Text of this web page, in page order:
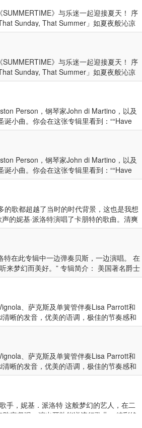
、哈瑞．艾伦两位萨克斯风手，最特别的
。尤其鼓手亚．金森在「Sugar Sweet」
替农精彩的独奏，展现专业乐手的优秀技
Ken Peplowski, Ann Hampton
and Houston Person进行演出。
。 2000年6月，妮基开始与传奇吉他手和
·保罗三重奏的一部分，妮基和众多吉他大
fellow Aussie, Tommy Emmanuel等。在这
Joe Wilder, Randy Brecker, Clark Terry,
Labelle & the New York Pops
Ken Peplowski, Ann Hampton
and Houston Person进行演出。
》与乐迷一起迎接夏天！ 序
Sunday, That Summer」如夏夜般沁凉
嗓音诠释下，为《SUMMERTIME》增添了
他手和发明家莱斯·保罗在周一晚上的铱
和众多吉他大师们一起并肩工作，例如
等。在这之后，她先后与米歇尔·
Clark Terry, Jose Feliciano, Bucky
York Pops Orchestra, Harry Allen, Warren
Callaway, Bill Mays, Scott
演出。
》与乐迷一起迎接夏天！ 序
Sunday, That Summer」如夏夜般沁凉
嗓音诠释下，为《SUMMERTIME》增添了
他手和发明家莱斯·保罗在周一晚上的铱
和众多吉他大师们一起并肩工作，例如
等。在这之后，她先后与米歇尔·
Clark Terry, Jose Feliciano, Bucky
York Pops Orchestra, Harry Allen, Warren
Callaway, Bill Mays, Scott
演出。
Person，钢琴家John di Martino，以及
小曲。你会在这张专辑里看到：““Have
“I’ve Got My Love to Keep Me
Person，钢琴家John di Martino，以及
小曲。你会在这张专辑里看到：““Have
“I’ve Got My Love to Keep Me
歌都超越了当时的时代背景，这也是我想
的妮基·派洛特演唱了卡朋特的歌曲。清爽
生机！ Produced by Tetsuo Hara & Co-
York on February 23,24 & 25,201
特在此专辑中一边弹奏贝斯，一边演唱。 在
来梦幻而美好。” 专辑简介： 美国著名爵士
琴名家John Di Martino等演绎多首名曲，这
境般的音效。 曲目信息 1. Moon River:
Jordan - B. Austin 3. Say It Isn't So: D,
5. Takin' A Chance On Love: V. Duke
Lee - D. Barbour 7. Makin' Whoopee: W.
Difference A Day Made: M. Grever - S.
Give You Anything But Love: J. McHugh
H. Warren - M. Gordon
、萨克斯及单簧管伴奏Lisa Parrott和
晰的发音，优美的语调，极佳的节奏感和
利亚纽卡斯尔，四岁时开始用钢琴学习音
，她搬到悉尼，在新南威尔士音乐学院学
Nock, Dale Barlow, Paul Grabowsky,
Kramer、Alexander Fischer、美国小号
深造，和旅澳艺术家Ray Brown和John
在周一晚上的铱爵士俱乐部进行表演。作
，例如Paul McCartney, Slash, Steve
Joe Wilder, Randy Brecker, Clark
Patti Labelle & the New York Pops
、萨克斯及单簧管伴奏Lisa Parrott和
晰的发音，优美的语调，极佳的节奏感和
利亚纽卡斯尔，四岁时开始用钢琴学习音
，她搬到悉尼，在新南威尔士音乐学院学
Nock, Dale Barlow, Paul Grabowsky,
Kramer、Alexander Fischer、美国小号
深造，和旅澳艺术家Ray Brown和John
手，妮基．派洛特 这般梦幻的艺人，在二
容坚强，演出耳熟能详流行歌曲，精彩绝